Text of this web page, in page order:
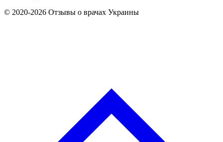
© 2020-2026 Отзывы о врачах Украины